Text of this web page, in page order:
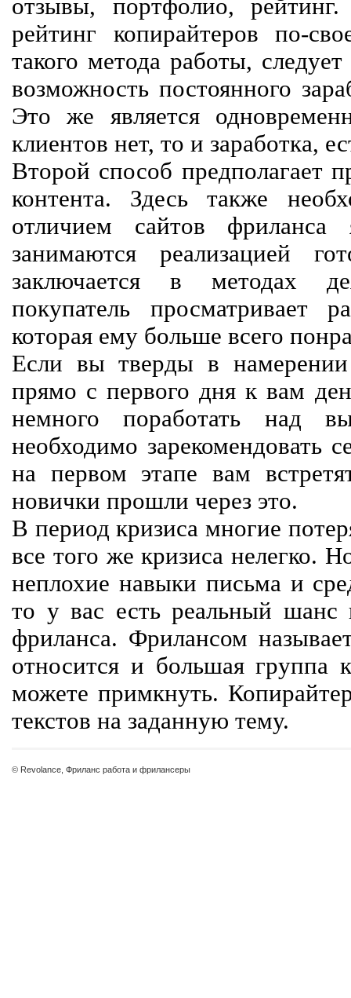
отзывы, портфолио,
рейтинг копирайтеров по-
такого метода работы,
возможность постоянного
Это же является
клиентов нет, то и заработка,
Второй способ предполагает
контента. Здесь также
отличием сайтов
занимаются реализацией
заключается в методах
покупатель просматривает
которая ему больше всего
Если вы тверды в
прямо с первого дня к вам
немного поработать над
необходимо зарекомендовать
на первом этапе вам
новички прошли через это.
В период кризиса многие
все того же кризиса нелегко.
неплохие навыки письма и
то у вас есть реальный шанс
фриланса. Фрилансом
относится и большая группа
можете примкнуть.
текстов на заданную тему.
© Revolance, Фриланс работа и фрилансеры